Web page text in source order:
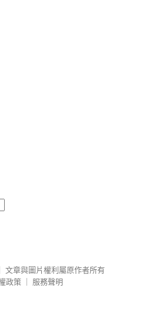
文章與圖片權利屬原作者所有
政策
服務聲明